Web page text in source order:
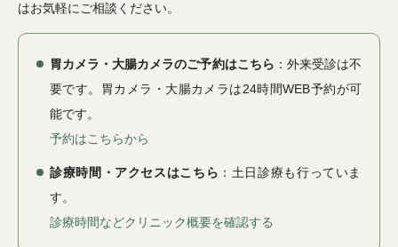
はお気軽にご相談ください。
胃カメラ・大腸カメラのご予約はこちら ：外来受診は不
要です。胃カメラ・大腸カメラは24時間WEB予約が可
能です。
予約はこちらから
診療時間・アクセスはこちら ：土日診療も行っていま
す。
診療時間などクリニック概要を確認する